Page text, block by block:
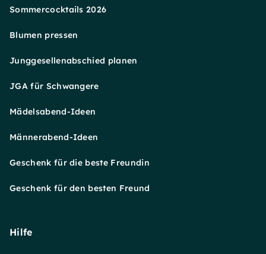
Sommercocktails 2026
Blumen pressen
Junggesellenabschied planen
JGA für Schwangere
Mädelsabend-Ideen
Männerabend-Ideen
Geschenk für die beste Freundin
Geschenk für den besten Freund
Hilfe